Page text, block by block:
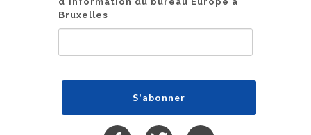
Bruxelles